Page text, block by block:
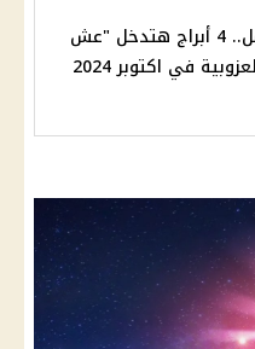
على رأسهم الحمل.. 4 أبراج هتدخل "عش
في اكتوبر 2024